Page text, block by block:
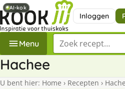
Inloggen
Menu Zoek een recept
Hachee
U bent hier: Home › Recepten ›
AI-kok
AI-kok